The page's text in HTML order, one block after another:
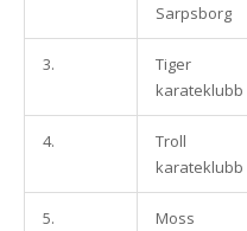
Sarpsborg
3.
Tiger
karateklubb
4.
Troll
karateklubb
5.
Moss